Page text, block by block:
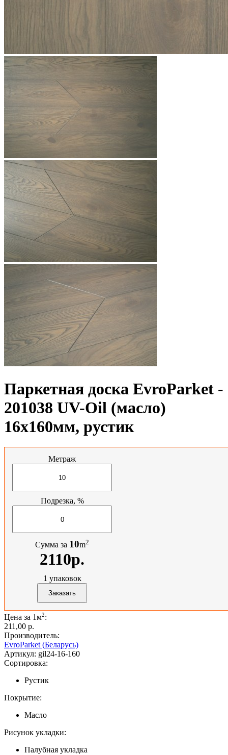
Паркетная доска EvroParket -
201038 UV-Oil (масло)
16x160мм, рустик
Метраж
Подрезка, %
Сумма за 10m2
2110р.
1 упаковок
Цена за 1м2:
211,00 p.
Производитель:
EvroParket (Беларусь)
Артикул: gil24-16-160
Сортировка:
Рустик
Покрытие:
Масло
Рисунок укладки:
Палубная укладка